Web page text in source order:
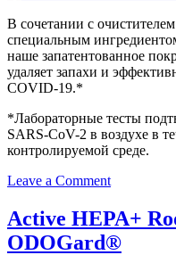
В сочетании с
специальным
наше запатентованное
удаляет запахи и
COVID-19.*
*Лабораторные тесты
SARS-CoV-2 в воздухе в
контролируемой среде.
Leave a Commenton
HEPA+
Pro
HEPA
Active HEPA+
ODOGard®